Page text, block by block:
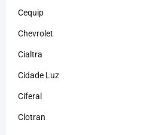
Cequip
Chevrolet
Cialtra
Cidade Luz
Ciferal
Clotran